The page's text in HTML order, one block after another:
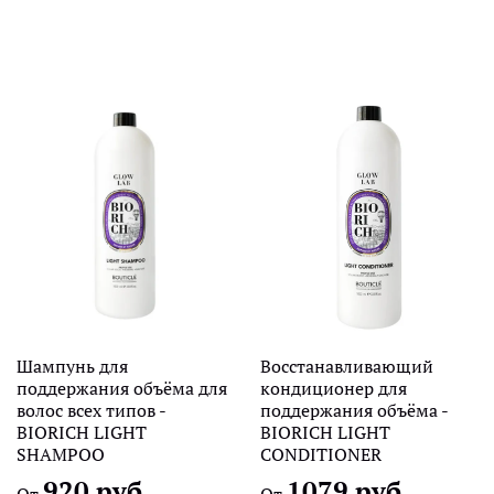
Шампунь для
поддержания объёма для
волос всех типов -
BIORICH LIGHT
SHAMPOO
Восстанавливающий
кондиционер для
поддержания объёма -
BIORICH LIGHT
CONDITIONER